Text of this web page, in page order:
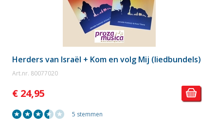
Herders van Israël + Kom en volg Mij (liedbundels)
Art.nr. 80077020
€ 24,95
5 stemmen